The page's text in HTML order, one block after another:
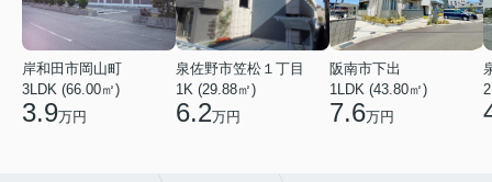
岸和田市岡山町
3LDK (66.00㎡)
3.9万円
泉佐野市笠松１丁目
1K (29.88㎡)
6.2万円
阪南市下出
1LDK (43.80㎡)
7.6万円